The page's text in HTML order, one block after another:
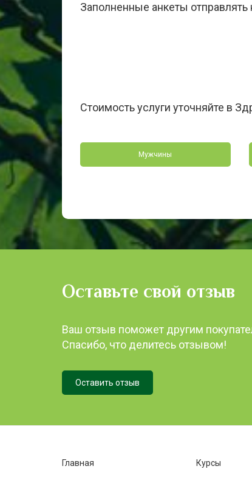
Заполненные анкеты
Стоимость услуги уточняйте в
Мужчины
Оставьте свой отзыв
Ваш отзыв поможет другим
Спасибо, что делитесь отзывом!
Оставить отзыв
Главная Курсы